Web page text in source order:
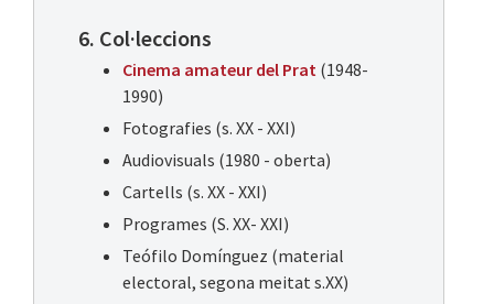
6. Col·leccions
Cinema amateur del Prat (1948-
1990)
Fotografies (s. XX - XXI)
Audiovisuals (1980 - oberta)
Cartells (s. XX - XXI)
Programes (S. XX- XXI)
Teófilo Domínguez (material
electoral, segona meitat s.XX)